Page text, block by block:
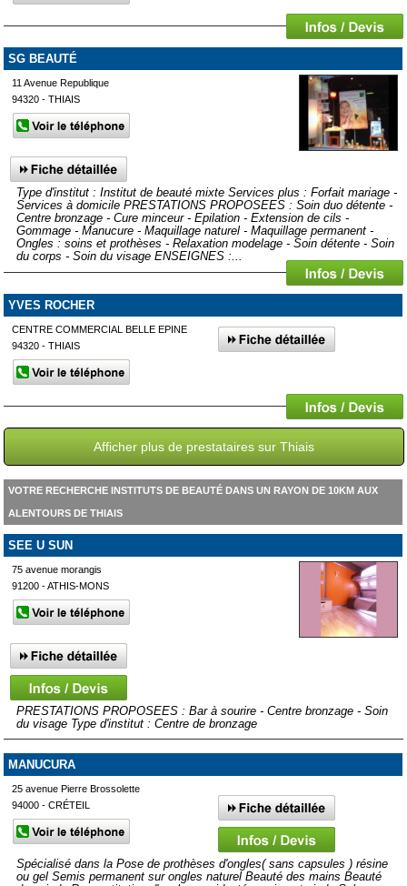
SG BEAUTÉ
11 Avenue Republique
94320 - THIAIS
Type d'institut : Institut de beauté mixte Services plus : Forfait mariage -
Services à domicile PRESTATIONS PROPOSEES : Soin duo détente -
Centre bronzage - Cure minceur - Epilation - Extension de cils -
Gommage - Manucure - Maquillage naturel - Maquillage permanent -
Ongles : soins et prothèses - Relaxation modelage - Soin détente - Soin
du corps - Soin du visage ENSEIGNES :...
YVES ROCHER
CENTRE COMMERCIAL BELLE EPINE
94320 - THIAIS
Afficher plus de prestataires sur Thiais
VOTRE RECHERCHE INSTITUTS DE BEAUTÉ DANS UN RAYON DE 10KM AUX
ALENTOURS DE THIAIS
SEE U SUN
75 avenue morangis
91200 - ATHIS-MONS
PRESTATIONS PROPOSEES : Bar à sourire - Centre bronzage - Soin
du visage Type d'institut : Centre de bronzage
MANUCURA
25 avenue Pierre Brossolette
94000 - CRÉTEIL
Spécialisé dans la Pose de prothèses d'ongles( sans capsules ) résine
ou gel Semis permanent sur ongles naturel Beauté des mains Beauté